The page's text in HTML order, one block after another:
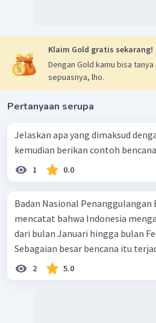
Klaim Gold gratis sekarang!
Dengan Gold kamu bisa
sepuasnya, lho.
Pertanyaan serupa
Jelaskan apa yang dimaksud
kemudian berikan contoh
1 0.0
Badan Nasional Penanggulangan
mencatat bahwa Indonesia
dari bulan Januari hingga bulan
Sebagaian besar bencana itu
2 5.0